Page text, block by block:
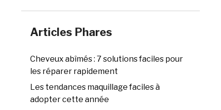
Articles Phares
Cheveux abîmés : 7 solutions faciles pour
les réparer rapidement
Les tendances maquillage faciles à
adopter cette année